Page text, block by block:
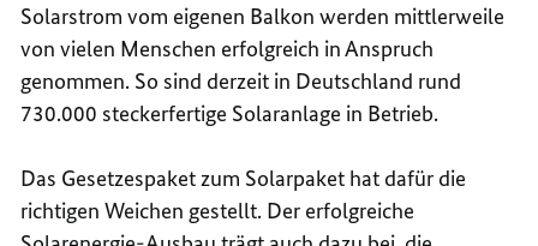
Solarstrom vom eigenen Balkon werden mittlerweile
von vielen Menschen erfolgreich in Anspruch
genommen. So sind derzeit in Deutschland rund
730.000 steckerfertige Solaranlage in Betrieb.
Das Gesetzespaket zum Solarpaket hat dafür die
richtigen Weichen gestellt. Der erfolgreiche